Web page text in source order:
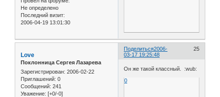
Не определено
Последний визит:
2006-04-19 13:01:30
Поделиться 25
2006-
03-17 19:25:48
Love
Поклонница Сергея Лазарева
Зарегистрирован: 2006-02-22
Приглашений: 0
Сообщений: 241
Уважение: [+0/-0]
Он же такой классный. :wub:
0